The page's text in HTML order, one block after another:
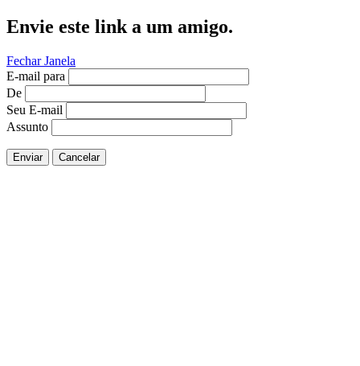
Envie este link a um amigo.
Fechar Janela
E-mail para
De
Seu E-mail
Assunto
Enviar Cancelar